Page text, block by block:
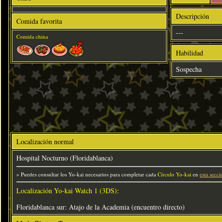
Comida favorita
Comida china
Descripción
---
Habilidad
Sospecha
Localización normal
Hospital Nocturno (Floridablanca)
» Puedes consultar los Yo-kai necesarios para completar cada Círculo Yo-kai en esta
Localización Yo-kai Watch 1 (3DS):
Floridablanca sur: Atajo de la Academia (encuentro directo)